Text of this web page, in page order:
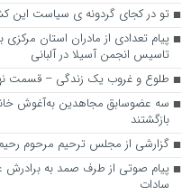
تو در کجای گردونه ی سیاست این
پیام تعدادی از مادران استان
تاسیس انجمن آسیلا در آلبانی
طلوع و غروب یک زندگی – قسمت
سه عضوسابق مجاهدین به‌آغوش
بازگشتند
گزارشی از مجلس ترحیم مرحوم
پیام صوتی از طرف صمد به
سادات